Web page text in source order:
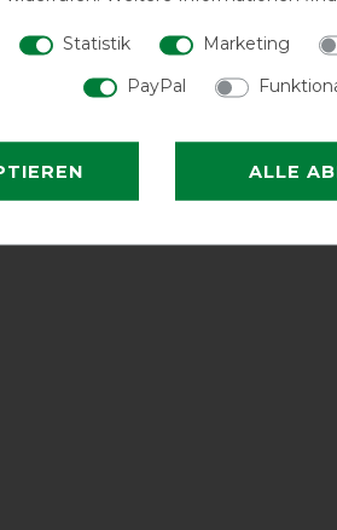
Statistik Marketing
PayPal
ALLE